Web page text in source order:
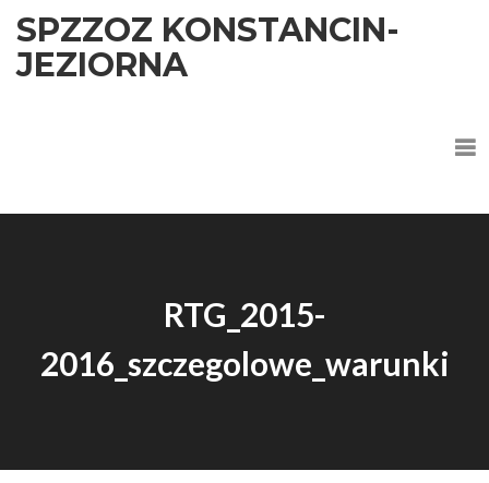
SPZZOZ KONSTANCIN-
JEZIORNA
RTG_2015-
2016_szczegolowe_warunki